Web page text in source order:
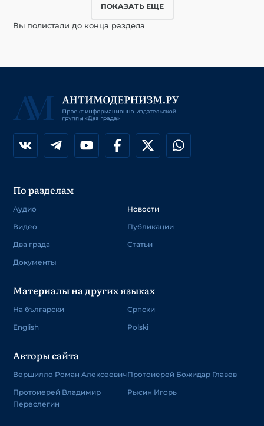
ПОКАЗАТЬ ЕЩЕ
Вы полистали до конца раздела
По разделам
Аудио
Видео
Два града
Документы
Новости
Публикации
Статьи
Материалы на других языках
На български
English
Српски
Polski
Авторы сайта
Вершилло Роман Алексеевич
Протоиерей Владимир
Переслегин
Протоиерей Божидар Главев
Рысин Игорь